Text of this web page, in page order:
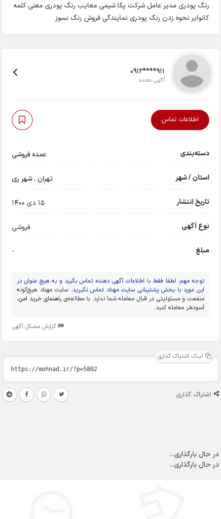
رنگ پودری مدیر عامل شرکت پکا شیمی معایب رنگ پودری معنی کلمه
کانوایر نحوه زدن رنگ پودری نمایندگی فروش رنگ نسوز
0912****911
آگهی دهنده
اطلاعات تماس
دسته‌بندی عمده فروشی
استان / شهر تهران,شهر ری
تاریخ انتشار 15 دی 1400
نوع آگهی فروشی
مبلغ -
توجه مهم: لطفا فقط با اطلاعات آگهی دهنده تماس بگیرد و به هیچ عنوان در
این مورد با بخش پشتیبانی سایت مهناد تماس نگیرید. سایت مهناد هیچ‌گونه
منفعت و مسئولیتی در قبال معامله شما ندارد. با مطالعه‌ی راهنمای خرید امن،
آسوده‌تر معامله کنید.
گزارش مشکل آگهی
لینک اشتراک گذاری
اشتراک گذاری
در حال بارگذاری...
در حال بارگذاری...